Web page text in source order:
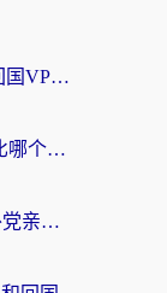
海外党必看：安卓用户如何选对回国VPN？从踩坑到无缝访问的全攻略
斧牛VPN好用吗？和引力VPN对比哪个回国效果更好？海外党亲测3款加速器+避坑指南
ChickCN和极闪回国好用吗？海外党亲测3款加速器，教你选对不踩坑